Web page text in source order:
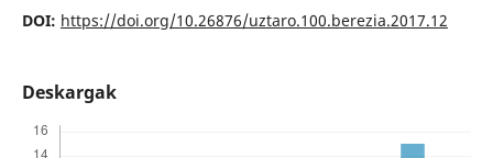
DOI: https://doi.org/10.26876/uztaro.100.berezia.2017.12
Deskargak